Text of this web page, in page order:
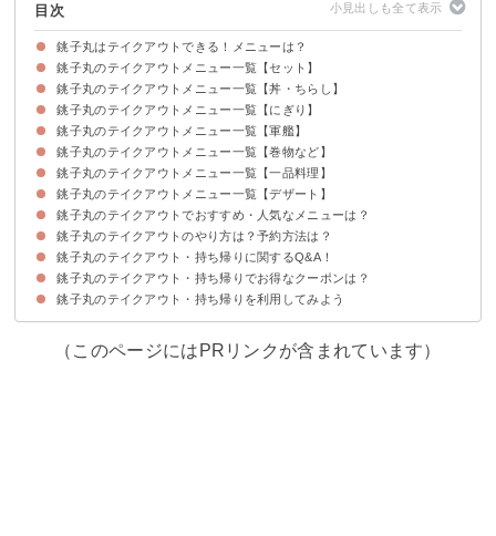
目次
銚子丸はテイクアウトできる！メニューは？
銚子丸のテイクアウトメニュー一覧【セット】
銚子丸のテイクアウトメニュー一覧【丼・ちらし】
銚子丸のテイクアウトメニュー一覧【にぎり】
銚子丸のテイクアウトメニュー一覧【軍艦】
銚子丸のテイクアウトメニュー一覧【巻物など】
銚子丸のテイクアウトメニュー一覧【一品料理】
銚子丸のテイクアウトメニュー一覧【デザート】
銚子丸のテイクアウトでおすすめ・人気なメニューは？
3位：手巻きセット
2位：とかわ
1位：番屋ちらし
銚子丸のテイクアウトのやり方は？予約方法は？
銚子丸のテイクアウト・持ち帰りに関するQ&A！
Q1、持ち帰りの営業時間は？何時まで？
Q2、セットのネタ変更はできる？
銚子丸のテイクアウト・持ち帰りでお得なクーポンは？
銚子丸のテイクアウト・持ち帰りを利用してみよう
（このページにはPRリンクが含まれています）